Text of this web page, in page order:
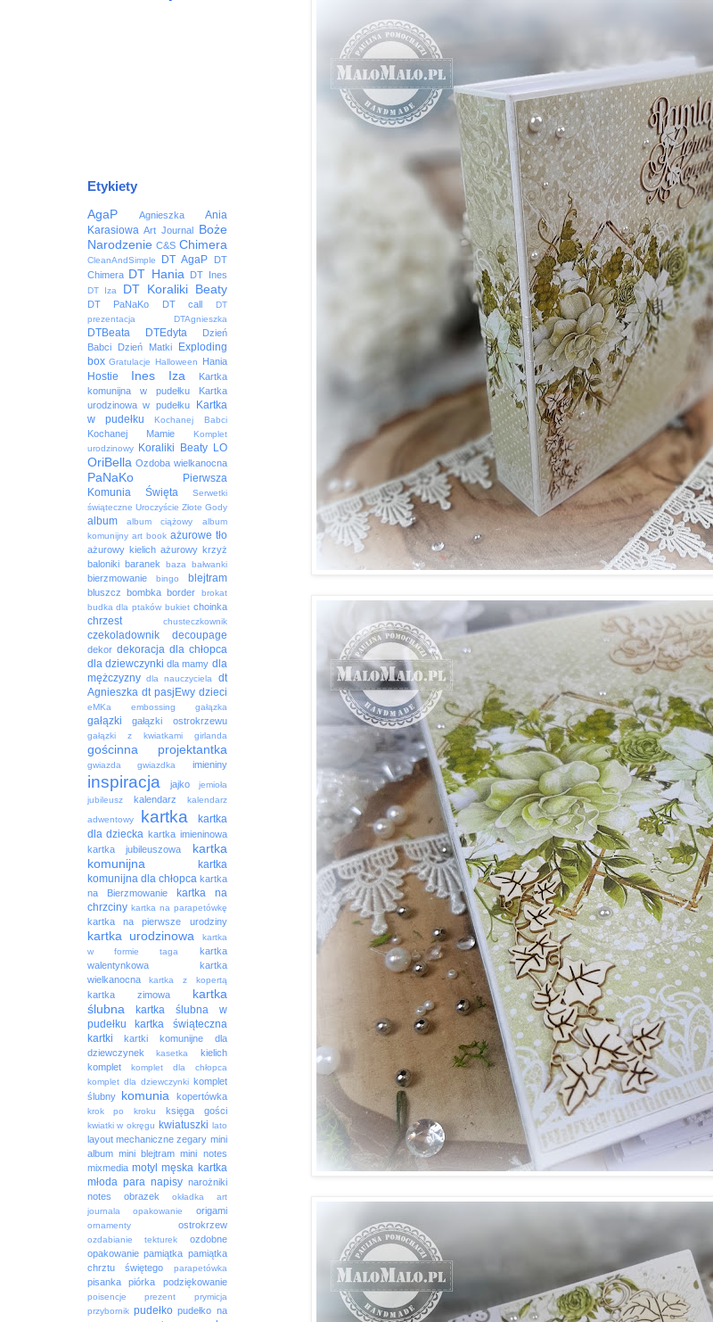
Etykiety
AgaP Agnieszka
Ania
Karasiowa Art Journal
Boże
Narodzenie C&S Chimera
CleanAndSimple DT AgaP
DT
Chimera DT Hania DT Ines
DT Iza DT Koraliki Beaty
DT PaNaKo DT call
DT
prezentacja
DTAgnieszka
DTBeata DTEdyta
Dzień
Babci
Dzień Matki
Exploding
box Gratulacje Halloween Hania
Hostie Ines Iza
Kartka
komunijna w pudełku
Kartka
urodzinowa w pudełku
Kartka
w pudełku
Kochanej Babci
Kochanej Mamie
Komplet
urodzinowy
Koraliki Beaty LO
OriBella Ozdoba wielkanocna
PaNaKo
Pierwsza
Komunia Święta
Serwetki
świąteczne Uroczyście Złote Gody
album album ciążowy
album
komunijny art book ażurowe tło
ażurowy kielich ażurowy krzyż
baloniki
baranek baza bałwanki
bierzmowanie bingo blejtram
bluszcz bombka border
brokat
budka dla ptaków bukiet choinka
chrzest chusteczkownik
czekoladownik decoupage
dekor dekoracja dla chłopca
dla dziewczynki dla mamy dla
mężczyzny dla nauczyciela
dt
Agnieszka dt pasjEwy dzieci
eMKa embossing gałązka
gałązki gałązki ostrokrzewu
gałązki z kwiatkami girlanda
gościnna projektantka
gwiazda gwiazdka imieniny
inspiracja jajko
jemioła
jubileusz
kalendarz
kalendarz
adwentowy
kartka
kartka
dla dziecka kartka imieninowa
kartka jubileuszowa
kartka
komunijna
kartka
komunijna dla chłopca kartka
na Bierzmowanie
kartka na
chrzciny kartka na parapetówkę
kartka na pierwsze urodziny
kartka urodzinowa
kartka
w formie taga
kartka
walentynkowa
kartka
wielkanocna
kartka z kopertą
kartka zimowa
kartka
ślubna
kartka ślubna w
pudełku
kartka świąteczna
kartki
kartki komunijne dla
dziewczynek
kasetka
kielich
komplet
komplet dla chłopca
komplet dla dziewczynki komplet
ślubny
komunia kopertówka
krok po kroku księga gości
kwiatki w okręgu kwiatuszki lato
layout mechaniczne zegary mini
album mini blejtram mini notes
mixmedia motyl męska kartka
młoda para napisy narożniki
notes
obrazek
okładka art
journala
opakowanie origami
ornamenty ostrokrzew
ozdabianie tekturek
ozdobne
opakowanie pamiątka pamiątka
chrztu świętego
parapetówka
pisanka piórka podziękowanie
poisencje prezent
prymicja
przybornik pudełko pudełko na